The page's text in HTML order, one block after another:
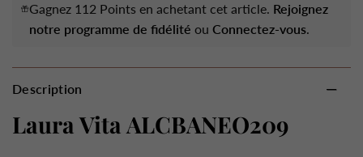
Gagnez 112 Points en achetant cet article. Rejoignez
notre programme de fidélité ou Connectez-vous.
Description
Laura Vita ALCBANEO209